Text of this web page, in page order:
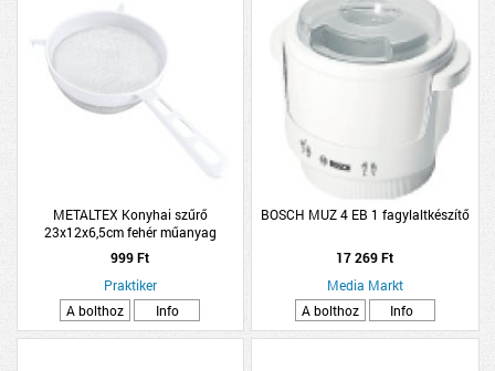
METALTEX Konyhai szűrő
23x12x6,5cm fehér műanyag
999 Ft
Praktiker
A bolthoz
Info
BOSCH MUZ 4 EB 1 fagylaltkészítő
17 269 Ft
Media Markt
A bolthoz
Info